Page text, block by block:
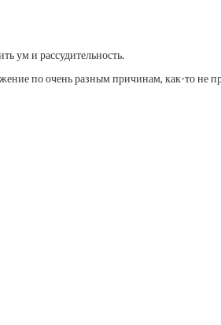
ум и рассудительность.
по очень разным причинам, как-то не